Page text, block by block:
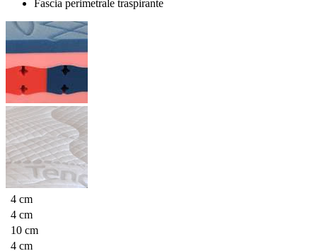
Fascia perimetrale traspirante
4 cm
4 cm
10 cm
4 cm